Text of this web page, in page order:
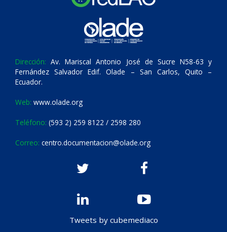
Dirección: Av. Mariscal Antonio José de Sucre N58-63 y
Fernández Salvador Edif. Olade – San Carlos, Quito –
Ecuador.
Web: www.olade.org
Teléfono: (593 2) 259 8122 / 2598 280
Correo: centro.documentacion@olade.org
Tweets by cubemediaco